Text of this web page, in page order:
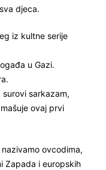
djeca.
iz kultne serije
u Gazi.
sarkazam,
ovaj prvi
ovcodima,
Zapada i europskih